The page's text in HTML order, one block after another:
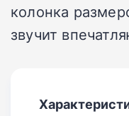
колонка
звучит